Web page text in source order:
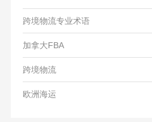
跨境物流专业术语
加拿大FBA
跨境物流
欧洲海运